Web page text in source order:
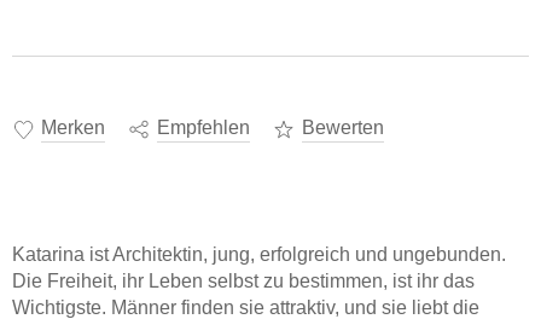
Merken Empfehlen Bewerten
Katarina ist Architektin, jung, erfolgreich und ungebunden.
Die Freiheit, ihr Leben selbst zu bestimmen, ist ihr das
Wichtigste. Männer finden sie attraktiv, und sie liebt die